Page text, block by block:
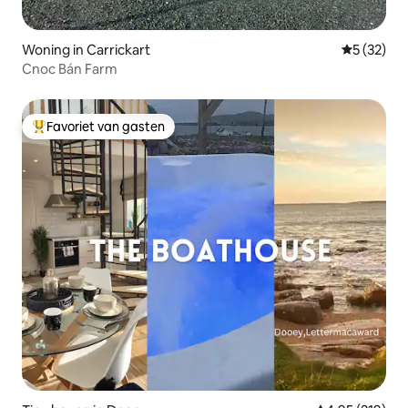
Woning in Carrickart
5 (32)
Cnoc Bán Farm
Topfavoriet van gasten
Favoriet van gasten